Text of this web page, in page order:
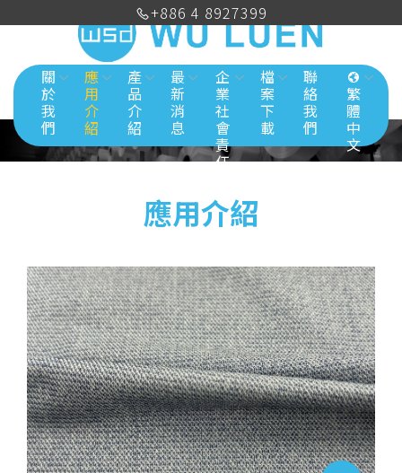
關
於
我
們
應
用
介
紹
產
品
介
紹
最
新
消
息
企
業
社
會
責
任
檔
案
下
載
聯
絡
我
們
繁
體
中
文
應用介紹
+886 4 8927399